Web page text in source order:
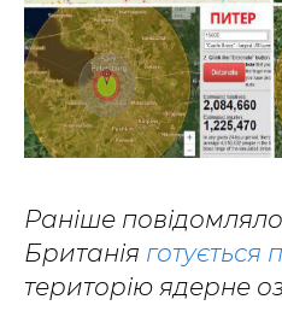
Раніше
Британія готується
територію ядерне